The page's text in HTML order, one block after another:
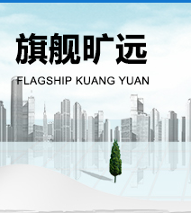
内刊
风采
欧博(中国)公告
欧博(中国)资讯
行业动态
视频中心